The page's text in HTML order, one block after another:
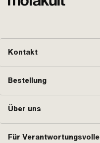
Kontakt
Bestellung
Über uns
Für Verantwortungsvolle